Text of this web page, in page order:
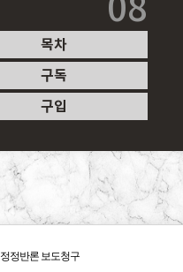
목차
구독
구입
정정반론 보도청구